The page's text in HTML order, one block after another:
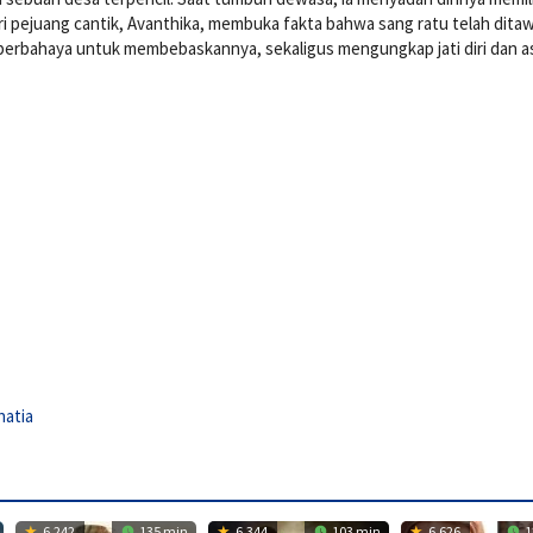
pejuang cantik, Avanthika, membuka fakta bahwa sang ratu telah
untuk membebaskannya, sekaligus mengungkap jati diri dan